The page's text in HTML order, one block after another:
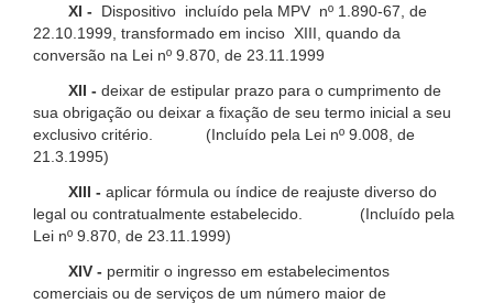
XI -
Dispositivo incluído pela MPV nº 1.890-67, de
22.10.1999, transformado em inciso XIII, quando da
conversão na Lei nº 9.870, de 23.11.1999
XII - deixar de estipular prazo para o cumprimento de
sua obrigação ou deixar a fixação de seu termo inicial a seu
exclusivo critério. (Incluído pela Lei nº 9.008, de
21.3.1995)
XIII - aplicar fórmula ou índice de reajuste diverso do
legal ou contratualmente estabelecido. (Incluído pela
Lei nº 9.870, de 23.11.1999)
XIV - permitir o ingresso em estabelecimentos
comerciais ou de serviços de um número maior de